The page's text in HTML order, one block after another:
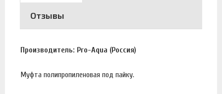
Отзывы
Производитель: Pro-Aqua (Россия)
Муфта полипропиленовая под пайку.